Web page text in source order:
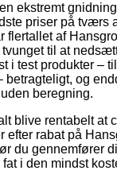
ekstremt
priser på tværs
flertallet af
til at
i test produkter –
betragteligt, og
beregning.
blive rentabelt at
efter rabat på
du gennemfører
i den mindst